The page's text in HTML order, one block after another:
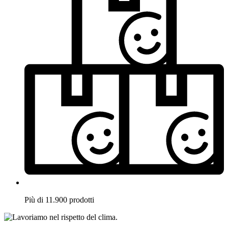
Più di 11.900 prodotti